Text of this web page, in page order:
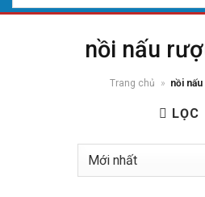
nồi nấu
Trang chủ » nồi
LỌC